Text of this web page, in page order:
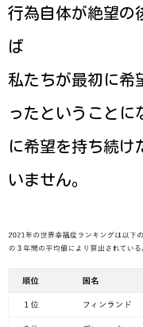
行為自体が絶望の
ば
私たちが最初に希
ったということに
に希望を持ち続け
いません。